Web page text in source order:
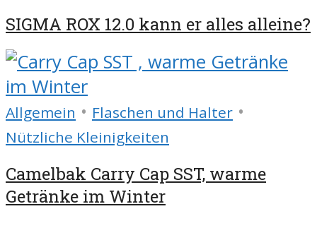
SIGMA ROX 12.0 kann er alles alleine?
Allgemein • Flaschen und Halter •
Nützliche Kleinigkeiten
Camelbak Carry Cap SST, warme
Getränke im Winter